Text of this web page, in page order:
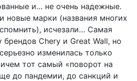
и… не очень надежные.
новые марки (названия многих
исчезали… Самая
Chery и Great Wall, но
изменилась только
тот самый «поворот на
до пандемии, до санкций и